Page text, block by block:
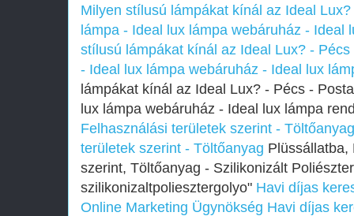
Milyen stílusú lámpákat kínál az Ideal
lámpa - Ideal lux lámpa webáruház - Ideal
stílusú lámpákat kínál az Ideal Lux? -
- Ideal lux lámpa webáruház - Ideal lux
lámpákat kínál az Ideal Lux? - Pécs -
lux lámpa webáruház - Ideal lux lámpa
Felhasználási területek szerint - Töltőanyag
területek szerint - Töltőanyag Plüssállatba,
szerint, Töltőanyag - Szilikonizált
szilikonizaltpoliesztergolyo" Havi díjas
Online Marketing Ügynökség Havi díjas